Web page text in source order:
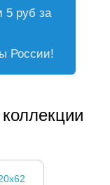
руб за
России!